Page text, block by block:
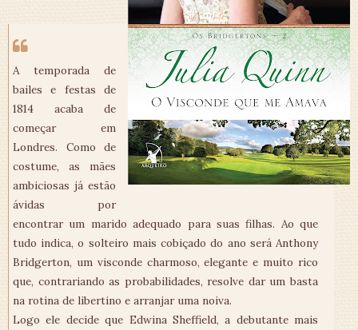
A temporada de
bailes e festas de
1814 acaba de
começar em
Londres. Como de
costume, as mães
ambiciosas já estão
ávidas por
encontrar um marido adequado para suas filhas. Ao que
tudo indica, o solteiro mais cobiçado do ano será Anthony
Bridgerton, um visconde charmoso, elegante e muito rico
que, contrariando as probabilidades, resolve dar um basta
na rotina de libertino e arranjar uma noiva.
Logo ele decide que Edwina Sheffield, a debutante mais